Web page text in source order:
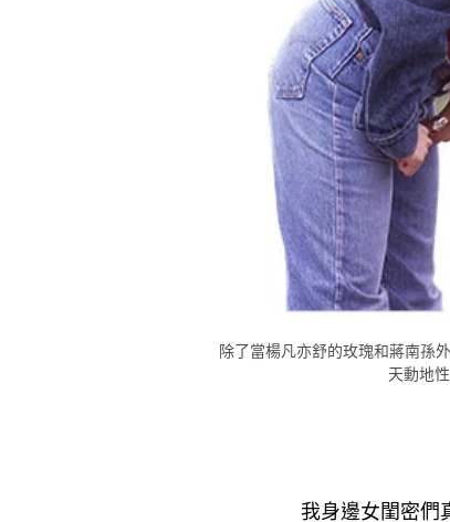
除了當楊凡亦舒的玫瑰和蔣南孫外
天動地
我身邊女閨密們